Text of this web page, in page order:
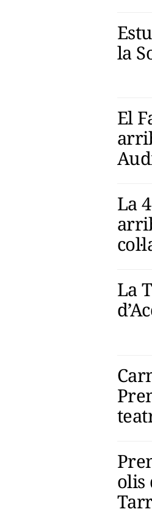
la
El
La
La
olis